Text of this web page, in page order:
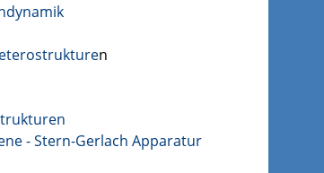
n
- Stern-Gerlach Apparatur